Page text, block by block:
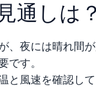
通しは？
、夜には晴れ間
です。
と風速を確認して